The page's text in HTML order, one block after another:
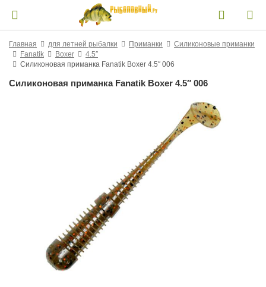
Главная для летней рыбалки Приманки
Силиконовые приманки
Fanatik
Boxer
4.5″
Силиконовая приманка Fanatik Boxer 4.5″ 006
Силиконовая приманка Fanatik Boxer 4.5″ 006